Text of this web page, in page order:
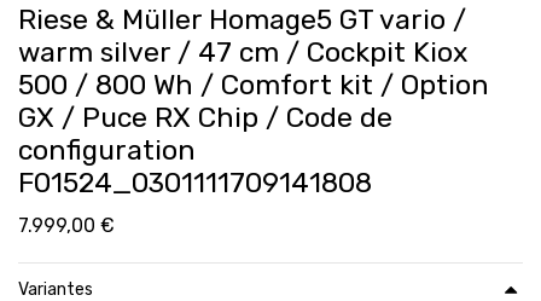
Riese & Müller Homage5 GT vario /
warm silver / 47 cm / Cockpit Kiox
500 / 800 Wh / Comfort kit / Option
GX / Puce RX Chip / Code de
configuration
F01524_0301111709141808
7.999,00 €
Variantes